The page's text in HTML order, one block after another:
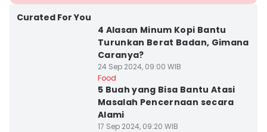
Curated For You
4 Alasan Minum Kopi Bantu
Turunkan Berat Badan, Gimana
Caranya?
24 Sep 2024, 09:00 WIB
Food
5 Buah yang Bisa Bantu Atasi
Masalah Pencernaan secara
Alami
17 Sep 2024, 09:20 WIB